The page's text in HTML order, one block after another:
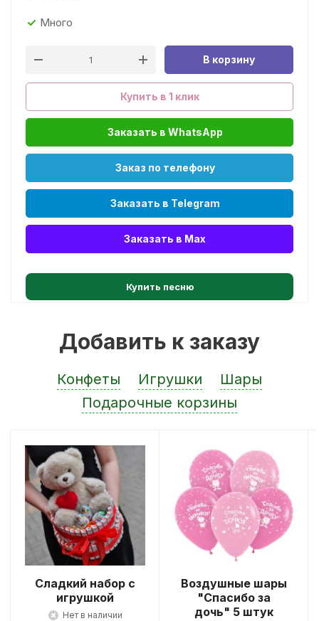
Много
В корзину
Купить в 1 клик
Заказать в WhatsApp
Заказ по телефону
Заказать в Telegram
Заказать в Max
Купить песню
Добавить к заказу
Конфеты Игрушки
Шары
Подарочные корзины
Сладкий набор с
игрушкой
Нет в наличии
Воздушные шары
"Спасибо за
дочь" 5 штук